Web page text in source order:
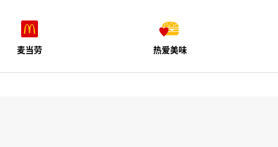
麦当劳 热爱美味